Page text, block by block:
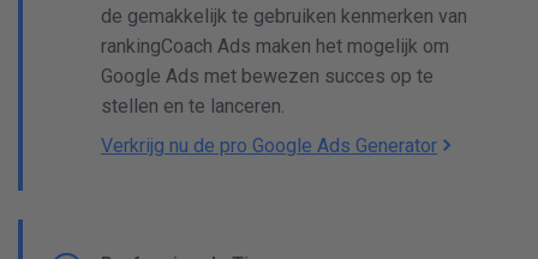
de gemakkelijk te gebruiken kenmerken van
rankingCoach Ads maken het mogelijk om
Google Ads met bewezen succes op te
stellen en te lanceren.
Verkrijg nu de pro Google Ads Generator